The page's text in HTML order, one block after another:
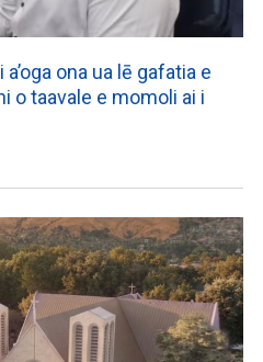
ona ua lē gafatia e
o taavale e momoli ai i